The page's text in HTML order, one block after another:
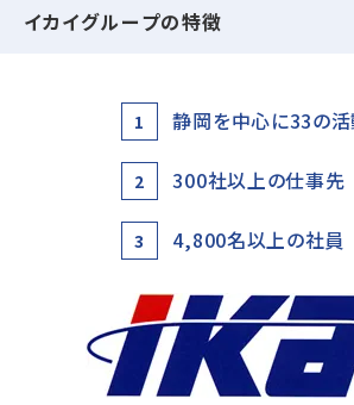
イカイグループの特徴
1 静岡を中心に33の
2 300社以上の仕事先
3 4,800名以上の社員